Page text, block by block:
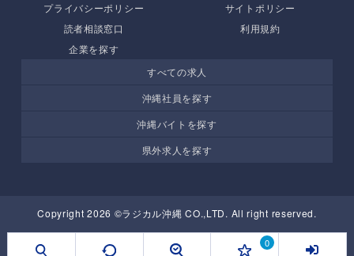
プライバシーポリシー
サイトポリシー
読者相談窓口
利用規約
企業を探す
すべての求人
沖縄社員を探す
沖縄バイトを探す
県外求人を探す
Copyright 2026 ©ラジカル沖縄 CO.,LTD. All right reserved.
0